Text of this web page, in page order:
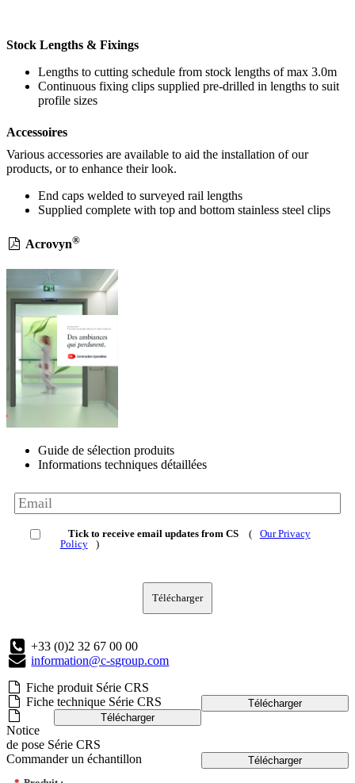
Stock Lengths & Fixings
Lengths to cutting schedule from stock lengths of max 3.0m
Continuous fixing clips supplied pre-drilled in lengths to suit
profile sizes
Accessoires
Various accessories are available to aid the installation of our
products, or to enhance their look.
End caps welded to surveyed rail lengths
Supplied complete with top and bottom stainless steel clips
Acrovyn®
Guide de sélection produits
Informations techniques détaillées
Tick to receive email updates from CS (
Our Privacy
Policy
)
Télécharger
+33 (0)2 32 67 00 00
information@c-sgroup.com
Fiche produit Série CRS
Télécharger
Fiche technique Série CRS
Télécharger
Notice
de pose Série CRS
Télécharger
Commander un échantillon